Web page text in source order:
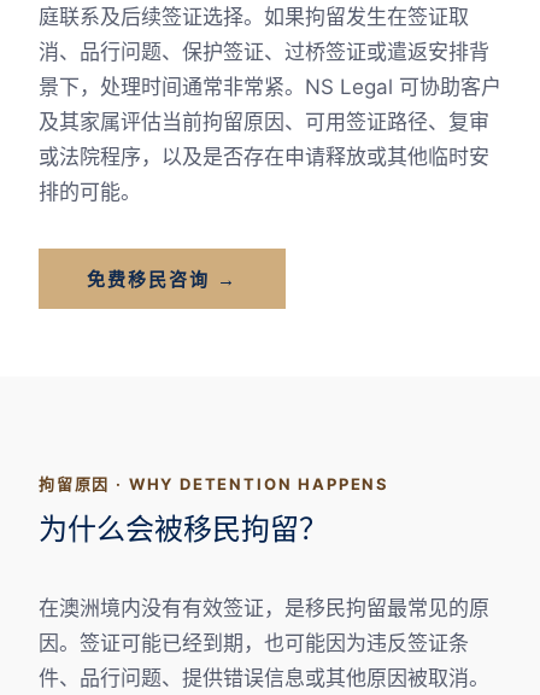
庭联系及后续签证选择。如果拘留发生在签证取
消、品行问题、保护签证、过桥签证或遣返安排背
景下，处理时间通常非常紧。NS Legal 可协助客户
及其家属评估当前拘留原因、可用签证路径、复审
或法院程序，以及是否存在申请释放或其他临时安
排的可能。
免费移民咨询 →
拘留原因 · WHY DETENTION HAPPENS
为什么会被移民拘留？
在澳洲境内没有有效签证，是移民拘留最常见的原
因。签证可能已经到期，也可能因为违反签证条
件、品行问题、提供错误信息或其他原因被取消。